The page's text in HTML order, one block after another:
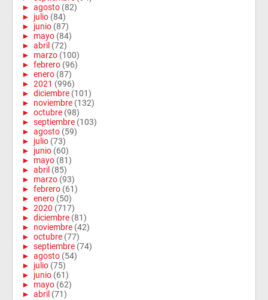
► agosto (82)
► julio (84)
► junio (87)
► mayo (84)
► abril (72)
► marzo (100)
► febrero (96)
► enero (87)
► 2021 (996)
► diciembre (101)
► noviembre (132)
► octubre (98)
► septiembre (103)
► agosto (59)
► julio (73)
► junio (60)
► mayo (81)
► abril (85)
► marzo (93)
► febrero (61)
► enero (50)
► 2020 (717)
► diciembre (81)
► noviembre (42)
► octubre (77)
► septiembre (74)
► agosto (54)
► julio (75)
► junio (61)
► mayo (62)
► abril (71)